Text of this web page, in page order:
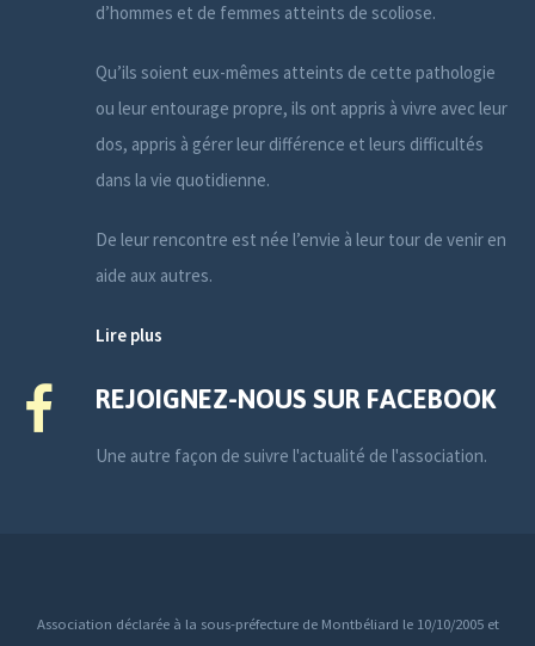
d’hommes et de femmes atteints de scoliose.
Qu’ils soient eux-mêmes atteints de cette pathologie
ou leur entourage propre, ils ont appris à vivre avec leur
dos, appris à gérer leur différence et leurs difficultés
dans la vie quotidienne.
De leur rencontre est née l’envie à leur tour de venir en
aide aux autres.
Lire plus
REJOIGNEZ-NOUS SUR FACEBOOK
Une autre façon de suivre l'actualité de l'association.
Association déclarée à la sous-préfecture de Montbéliard le 10/10/2005 et